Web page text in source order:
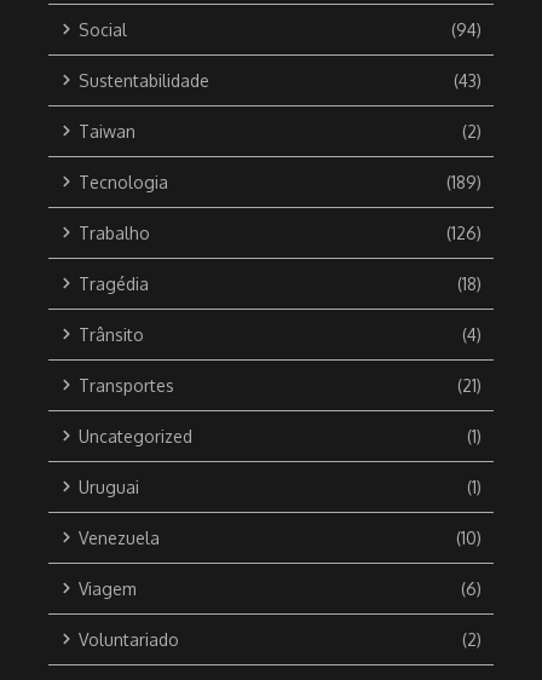
Social (94)
Sustentabilidade (43)
Taiwan (2)
Tecnologia (189)
Trabalho (126)
Tragédia (18)
Trânsito (4)
Transportes (21)
Uncategorized (1)
Uruguai (1)
Venezuela (10)
Viagem (6)
Voluntariado (2)